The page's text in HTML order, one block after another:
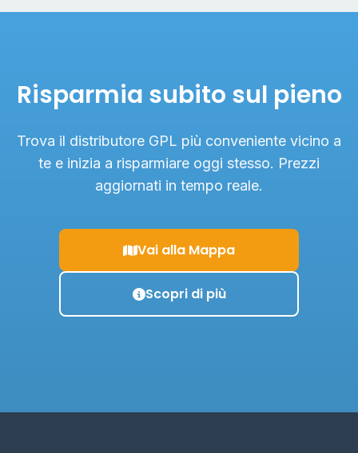
Risparmia subito sul pieno
Trova il distributore GPL più conveniente vicino a
te e inizia a risparmiare oggi stesso. Prezzi
aggiornati in tempo reale.
Vai alla Mappa
Scopri di più